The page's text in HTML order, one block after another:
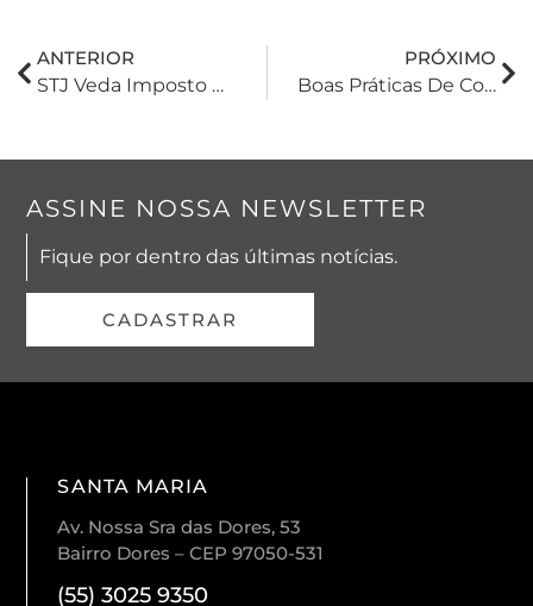
ANTERIOR
STJ Veda Imposto De Renda E CSLL Sobre Incentivo Fiscal De ICMS
PRÓXIMO
Boas Práticas De Compliance Em Empresas
ASSINE NOSSA NEWSLETTER
Fique por dentro das últimas notícias.
CADASTRAR
SANTA MARIA
Av. Nossa Sra das Dores, 53
Bairro Dores – CEP 97050-531
(55) 3025 9350